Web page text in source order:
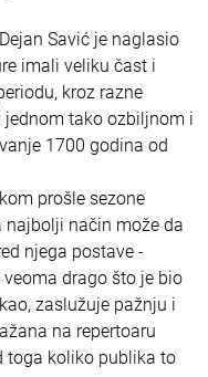
Savić je naglasio
imali veliku čast i
kroz razne
jednom tako ozbiljnom i
1700 godina od
prošle sezone
način može da
njega postave -
drago što je bio
zaslužuje pažnju i
na repertoaru
toga koliko publika to